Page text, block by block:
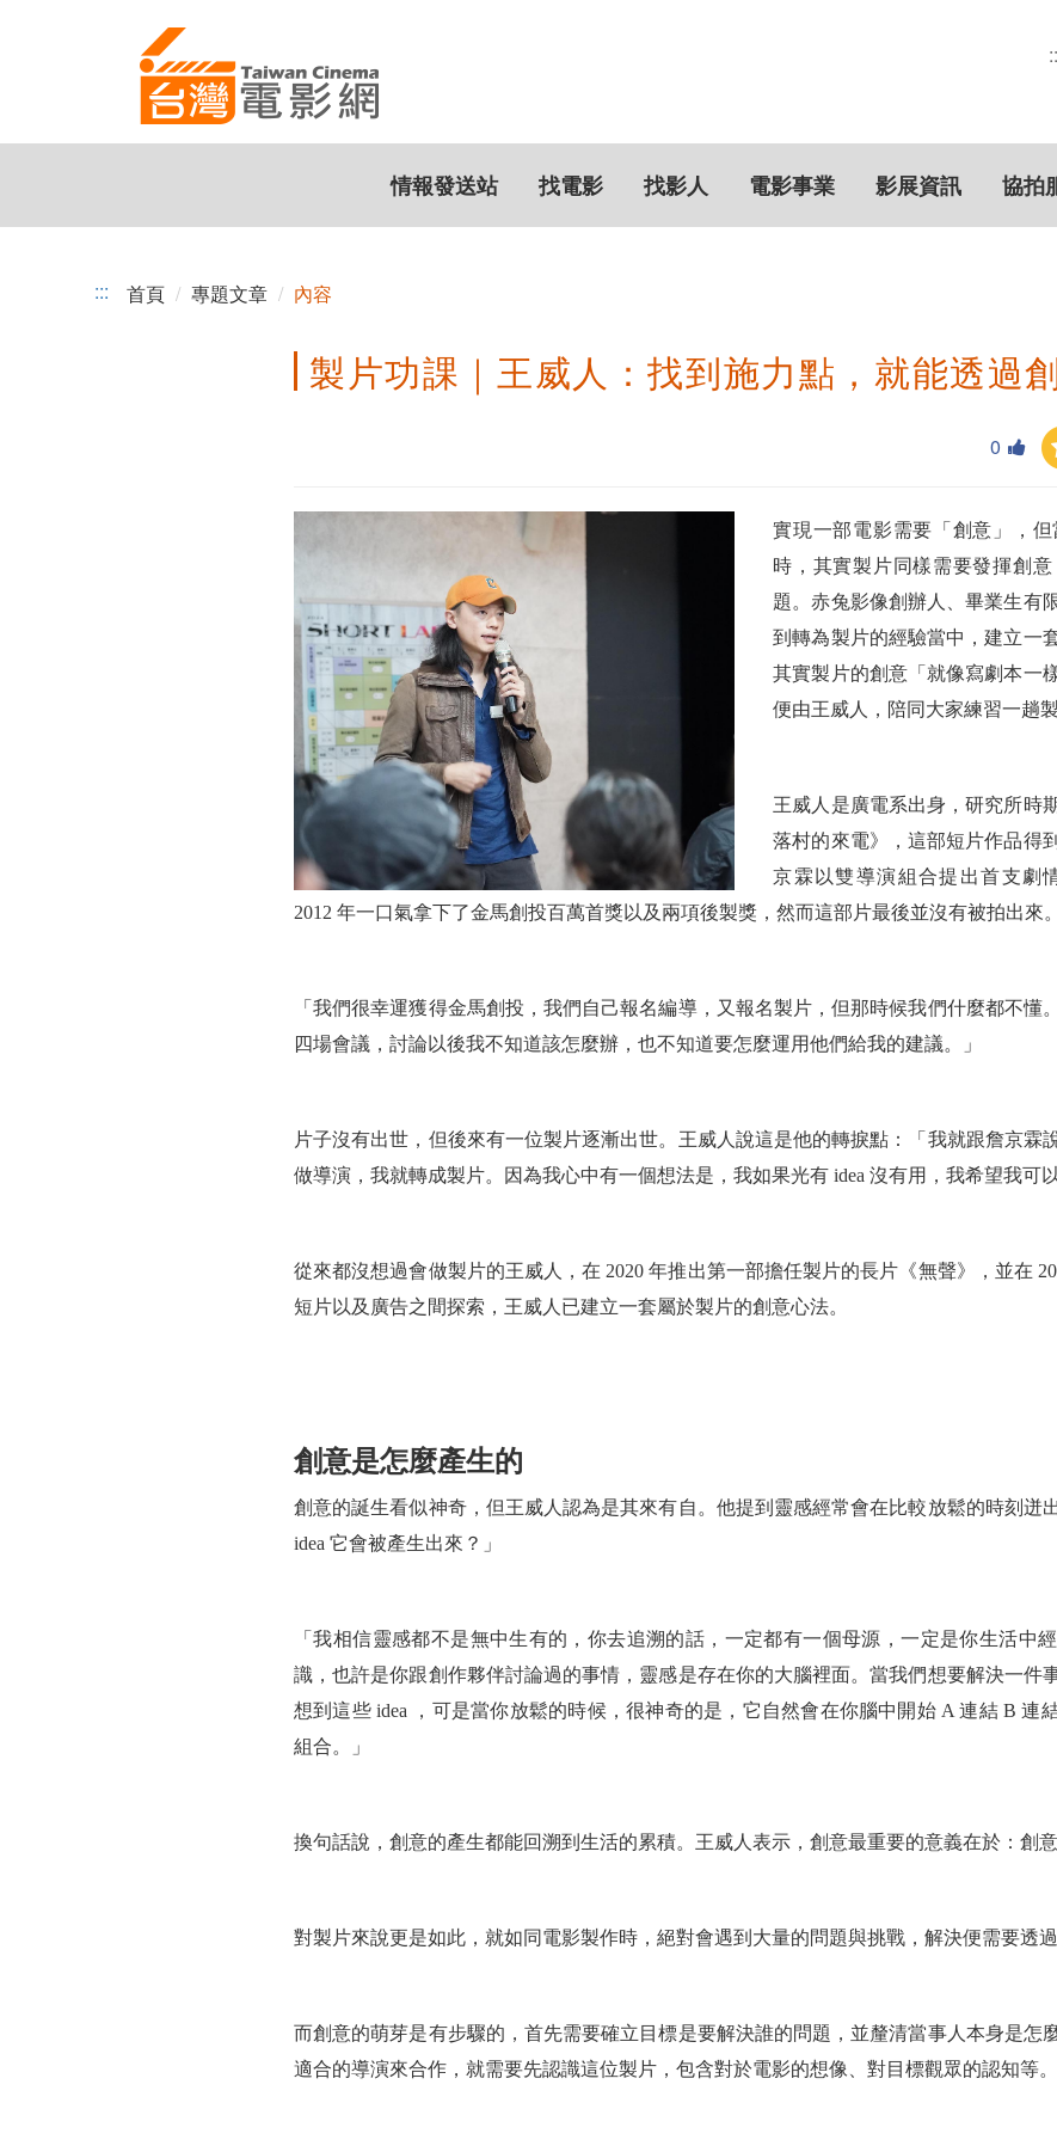
課 情報發送站 找電影 找影人 電影事業 影展資訊 協拍
::: 首頁 專題文章 內容
製片功課｜王威人：找到施力點，就能透過
0
實現一部電影需要「創意」，
時，其實製片同樣需要發揮創
題。赤兔影像創辦人、畢業生有
到轉為製片的經驗當中，建立
其實製片的創意「就像寫劇本一
便由王威人，陪同大家練習一趟
王威人是廣電系出身，研究所時
落村的來電》，這部短片作品得
京霖以雙導演組合提出首支劇
2012 年一口氣拿下了金馬創投百萬首獎以及兩項後製獎，然而這部片最後並沒有被拍出來。
「我們很幸運獲得金馬創投，我們自己報名編導，又報名製片，但那時候我們什麼都不懂
四場會議，討論以後我不知道該怎麼辦，也不知道要怎麼運用他們給我的建議。」
片子沒有出世，但後來有一位製片逐漸出世。王威人說這是他的轉捩點：「我就跟詹京霖
做導演，我就轉成製片。因為我心中有一個想法是，我如果光有 idea 沒有用，我希望我可
從來都沒想過會做製片的王威人，在 2020 年推出第一部擔任製片的長片《無聲》，並在
短片以及廣告之間探索，王威人已建立一套屬於製片的創意心法。
創意是怎麼產生的
創意的誕生看似神奇，但王威人認為是其來有自。他提到靈感經常會在比較放鬆的時刻迸
idea 它會被產生出來？」
「我相信靈感都不是無中生有的，你去追溯的話，一定都有一個母源，一定是你生活中
識，也許是你跟創作夥伴討論過的事情，靈感是存在你的大腦裡面。當我們想要解決一件
想到這些 idea ，可是當你放鬆的時候，很神奇的是，它自然會在你腦中開始 A 連結 B 連
組合。」
換句話說，創意的產生都能回溯到生活的累積。王威人表示，創意最重要的意義在於：創
對製片來說更是如此，就如同電影製作時，絕對會遇到大量的問題與挑戰，解決便需要透過
而創意的萌芽是有步驟的，首先需要確立目標是要解決誰的問題，並釐清當事人本身是怎
適合的導演來合作，就需要先認識這位製片，包含對於電影的想像、對目標觀眾的認知等。